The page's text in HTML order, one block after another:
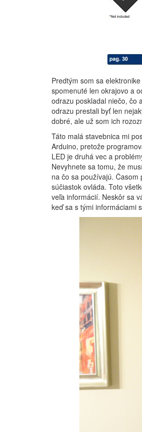
Predtým som sa
spomenuté len okrajovo a
odrazu poskladal niečo, čo
odrazu prestali byť len
dobré, ale už som ich
Táto malá stavebnica mi
Arduino, pretože
LED je druhá vec a
Nevyhnete sa tomu, že
na čo sa používajú.
súčiastok ovláda. Toto
veľa informácií. Neskôr sa
keď sa s tými informáciami